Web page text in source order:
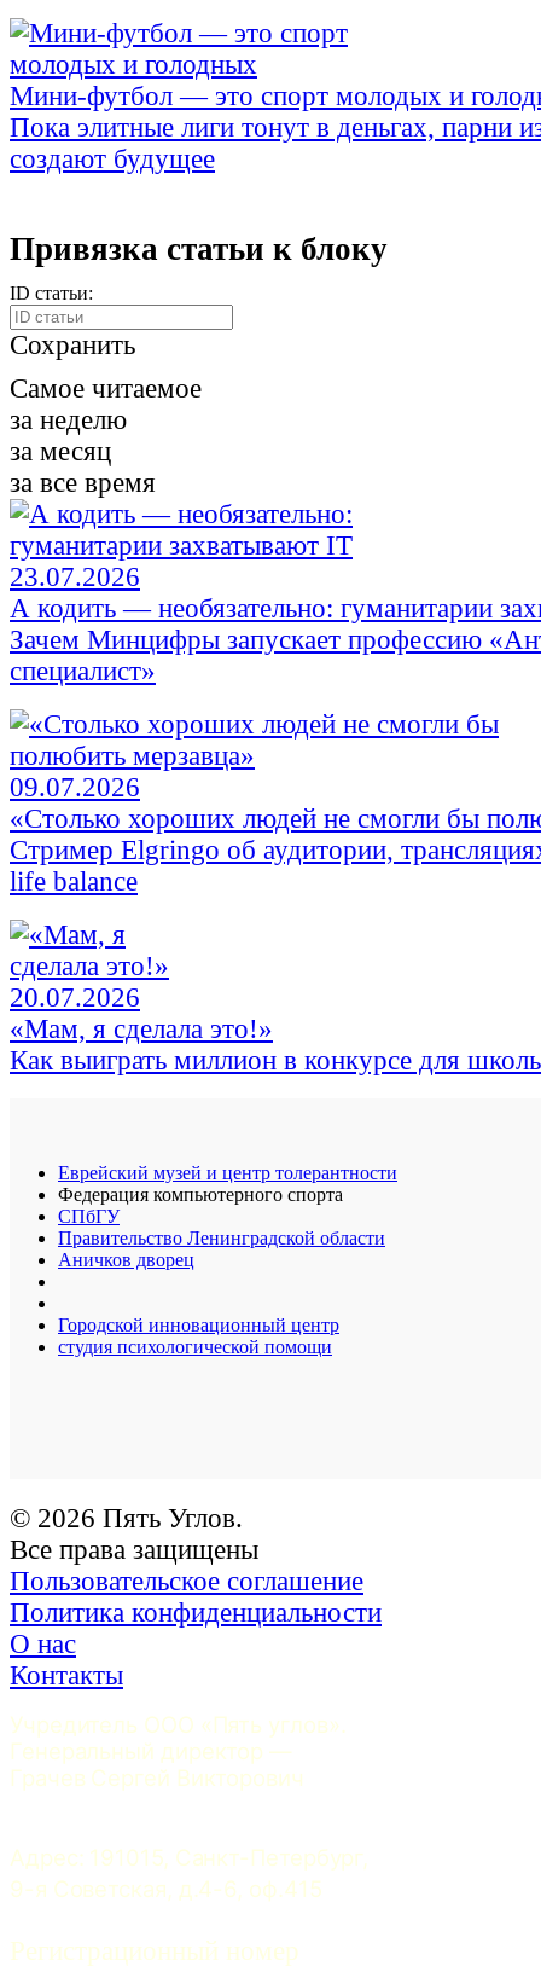
Мини-футбол — это спорт молодых и
Пока элитные лиги тонут в деньгах, парни
создают будущее
Привязка статьи к блоку
ID статьи:
Сохранить
Самое читаемое
за неделю
за месяц
за все время
23.07.2026
А кодить — необязательно: гуманитарии
Зачем Минцифры запускает профессию
специалист»
09.07.2026
«Столько хороших людей не смогли бы
Стример Elgringo об аудитории,
life balance
20.07.2026
«Мам, я сделала это!»
Как выиграть миллион в конкурсе для
Еврейский музей и центр толерантности
Федерация компьютерного спорта
СПбГУ
Правительство Ленинградской области
Аничков дворец
Городской инновационный центр
студия психологической помощи
© 2026 Пять Углов.
Все права защищены
Пользовательское соглашение
Политика конфиденциальности
О нас
Контакты
Учредитель ООО «Пять углов».
Генеральный директор —
Грачев Сергей Викторович
Адрес: 191015, Санкт-Петербург,
9-я Советская, д.4-6, оф.415
Регистрационный номер